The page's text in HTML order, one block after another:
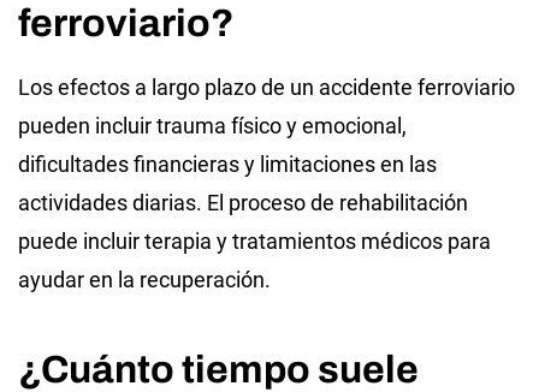
ferroviario?
Los efectos a largo plazo de un accidente ferroviario
pueden incluir trauma físico y emocional,
dificultades financieras y limitaciones en las
actividades diarias. El proceso de rehabilitación
puede incluir terapia y tratamientos médicos para
ayudar en la recuperación.
¿Cuánto tiempo suele